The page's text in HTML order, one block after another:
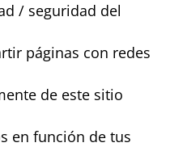
/ seguridad del
páginas con redes
de este sitio
en función de tus